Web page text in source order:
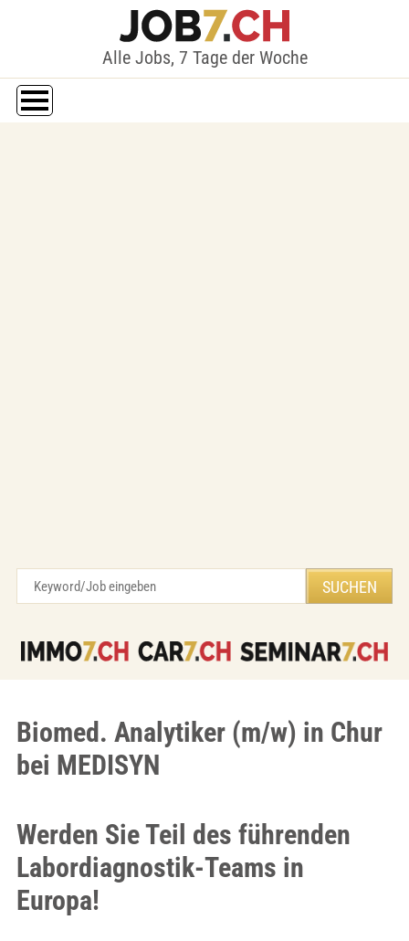
Alle Jobs, 7 Tage der Woche
Biomed. Analytiker (m/w) in Chur
bei MEDISYN
Werden Sie Teil des führenden
Labordiagnostik-Teams in
Europa!